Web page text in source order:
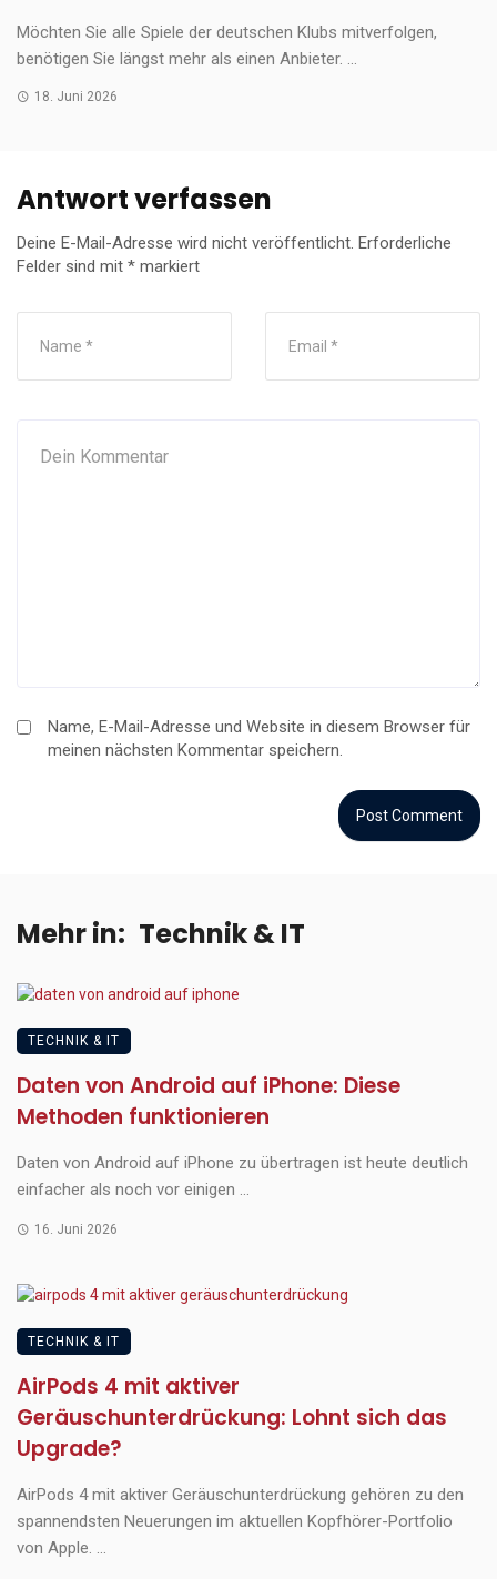
Möchten Sie alle Spiele der deutschen Klubs mitverfolgen,
benötigen Sie längst mehr als einen Anbieter. ...
18. Juni 2026
Antwort verfassen
Deine E-Mail-Adresse wird nicht veröffentlicht. Erforderliche
Felder sind mit * markiert
Name, E-Mail-Adresse und Website in diesem Browser für
meinen nächsten Kommentar speichern.
Mehr in: Technik & IT
TECHNIK & IT
Daten von Android auf iPhone: Diese
Methoden funktionieren
Daten von Android auf iPhone zu übertragen ist heute deutlich
einfacher als noch vor einigen ...
16. Juni 2026
TECHNIK & IT
AirPods 4 mit aktiver
Geräuschunterdrückung: Lohnt sich das
Upgrade?
AirPods 4 mit aktiver Geräuschunterdrückung gehören zu den
spannendsten Neuerungen im aktuellen Kopfhörer-Portfolio
von Apple. ...